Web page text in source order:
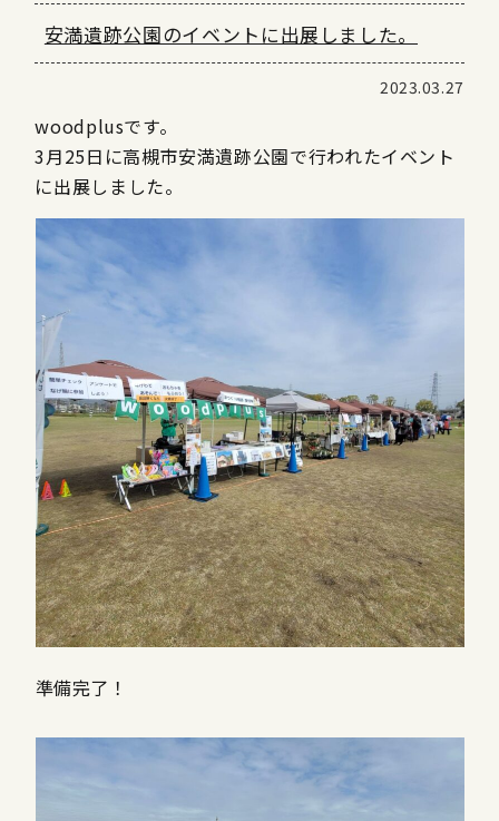
安満遺跡公園のイベントに出展しました。
2023.03.27
woodplusです。
3月25日に高槻市安満遺跡公園で行われたイベント
に出展しました。
準備完了！